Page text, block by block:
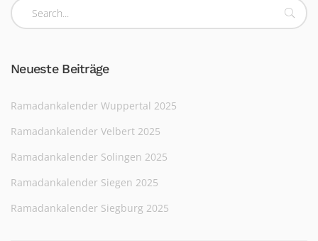
Neueste Beiträge
Ramadankalender Wuppertal 2025
Ramadankalender Velbert 2025
Ramadankalender Solingen 2025
Ramadankalender Siegen 2025
Ramadankalender Siegburg 2025